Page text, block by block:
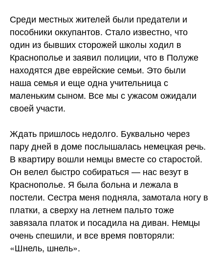
Среди местных жителей были предатели и
пособники оккупантов. Стало известно, что
один из бывших сторожей школы ходил в
Краснополье и заявил полиции, что в Полуже
находятся две еврейские семьи. Это были
наша семья и еще одна учительница с
маленьким сыном. Все мы с ужасом ожидали
своей участи.
Ждать пришлось недолго. Буквально через
пару дней в доме послышалась немецкая речь.
В квартиру вошли немцы вместе со старостой.
Он велел быстро собираться — нас везут в
Краснополье. Я была больна и лежала в
постели. Сестра меня подняла, замотала ногу в
платки, а сверху на летнем пальто тоже
завязала платок и посадила на диван. Немцы
очень спешили, и все время повторяли:
«Шнель, шнель».